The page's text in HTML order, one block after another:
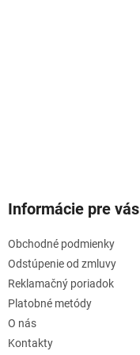
Informácie pre vás
Obchodné podmienky
Odstúpenie od zmluvy
Reklamačný poriadok
Platobné metódy
O nás
Kontakty